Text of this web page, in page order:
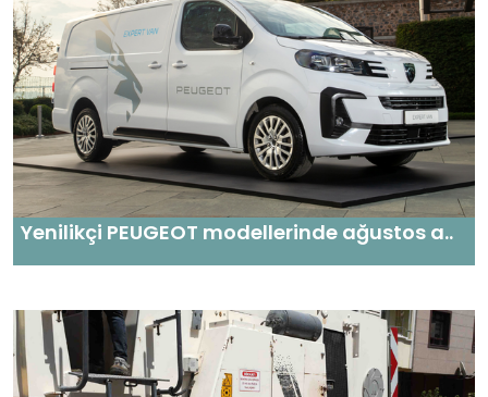
Yenilikçi PEUGEOT modellerinde ağustos a..